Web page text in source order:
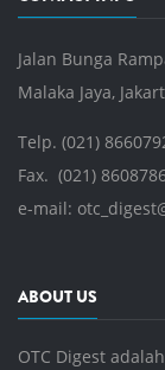
Jalan Bunga
Malaka Jaya,
Telp. (021)
Fax. (021)
e-mail:
ABOUT US
OTC Digest